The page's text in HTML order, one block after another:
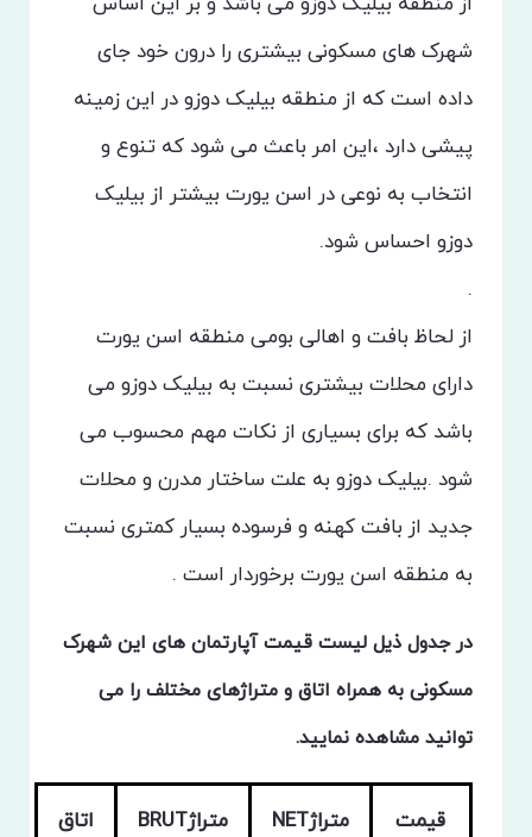
شهرک های مسکونی بیشتری را درون خود جای
داده است که از منطقه بیلیک دوزو در این زمینه
پیشی دارد ،این امر باعث می شود که تنوع و
انتخاب به نوعی در اسن یورت بیشتر از بیلیک
دوزو احساس شود.
.
از لحاظ بافت و اهالی بومی منطقه اسن یورت
دارای محلات بیشتری نسبت به بیلیک دوزو می
باشد که برای بسیاری از نکات مهم محسوب می
شود .بیلیک دوزو به علت ساختار مدرن و محلات
جدید از بافت کهنه و فرسوده بسیار کمتری نسبت
به منطقه اسن یورت برخوردار است .
در جدول ذیل لیست قیمت آپارتمان های این شهرک
مسکونی به همراه اتاق و متراژهای مختلف را می
توانید مشاهده نمایید.
قیمت متراژNET متراژBRUT اتاق